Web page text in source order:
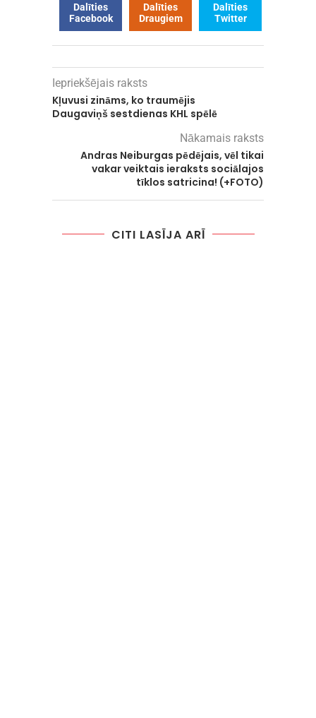
Dalīties
Facebook
Dalīties
Draugiem
Dalīties
Twitter
Iepriekšējais raksts
Kļuvusi zināms, ko traumējis
Daugaviņš sestdienas KHL spēlē
Nākamais raksts
Andras Neiburgas pēdējais, vēl tikai
vakar veiktais ieraksts sociālajos
tīklos satricina! (+FOTO)
CITI LASĪJA ARĪ